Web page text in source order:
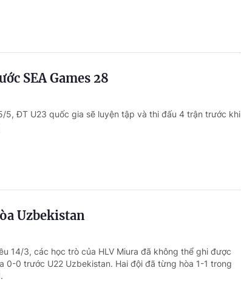
SEA Games 28
5, ĐT U23 quốc gia sẽ luyện tập và thi đấu 4 trận trước khi
Uzbekistan
14/3, các học trò của HLV Miura đã không thể ghi được
0-0 trước U22 Uzbekistan. Hai đội đã từng hòa 1-1 trong